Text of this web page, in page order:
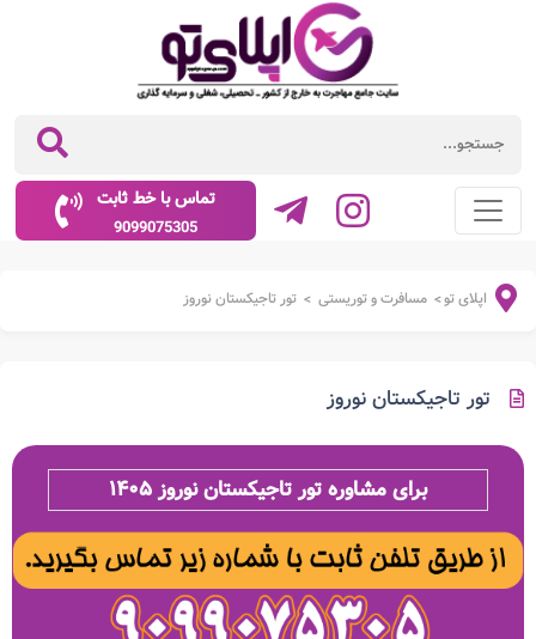
تماس با خط ثابت
9099075305
اپلای تو> مسافرت و توریستی > تور تاجیکستان نوروز
تور تاجیکستان نوروز
برای مشاوره تور تاجیکستان نوروز ۱۴۰۵